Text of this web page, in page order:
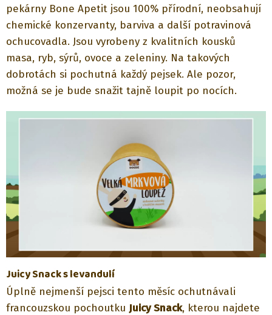
pekárny Bone Apetit jsou 100% přírodní, neobsahují
chemické konzervanty, barviva a další potravinová
ochucovadla. Jsou vyrobeny z kvalitních kousků
masa, ryb, sýrů, ovoce a zeleniny. Na takových
dobrotách si pochutná každý pejsek. Ale pozor,
možná se je bude snažit tajně loupit po nocích.
Juicy Snack s levandulí
Úplně nejmenší pejsci tento měsíc ochutnávali
francouzskou pochoutku Juicy Snack, kterou najdete